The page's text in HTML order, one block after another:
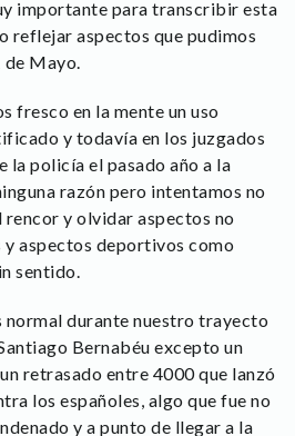
importante para transcribir esta
reflejar aspectos que pudimos
Mayo.
fresco en la mente un uso
y todavía en los juzgados
la policía el pasado año a la
razón pero intentamos no
y olvidar aspectos no
aspectos deportivos como
sentido.
normal durante nuestro trayecto
Bernabéu excepto un
retrasado entre 4000 que lanzó
los españoles, algo que fue no
y a punto de llegar a la